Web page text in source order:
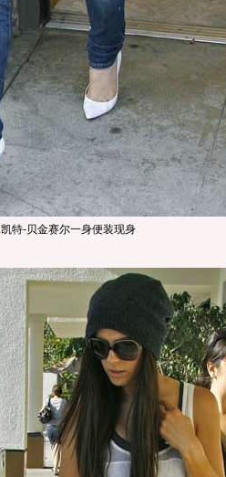
凯特-贝金赛尔一身便装现身